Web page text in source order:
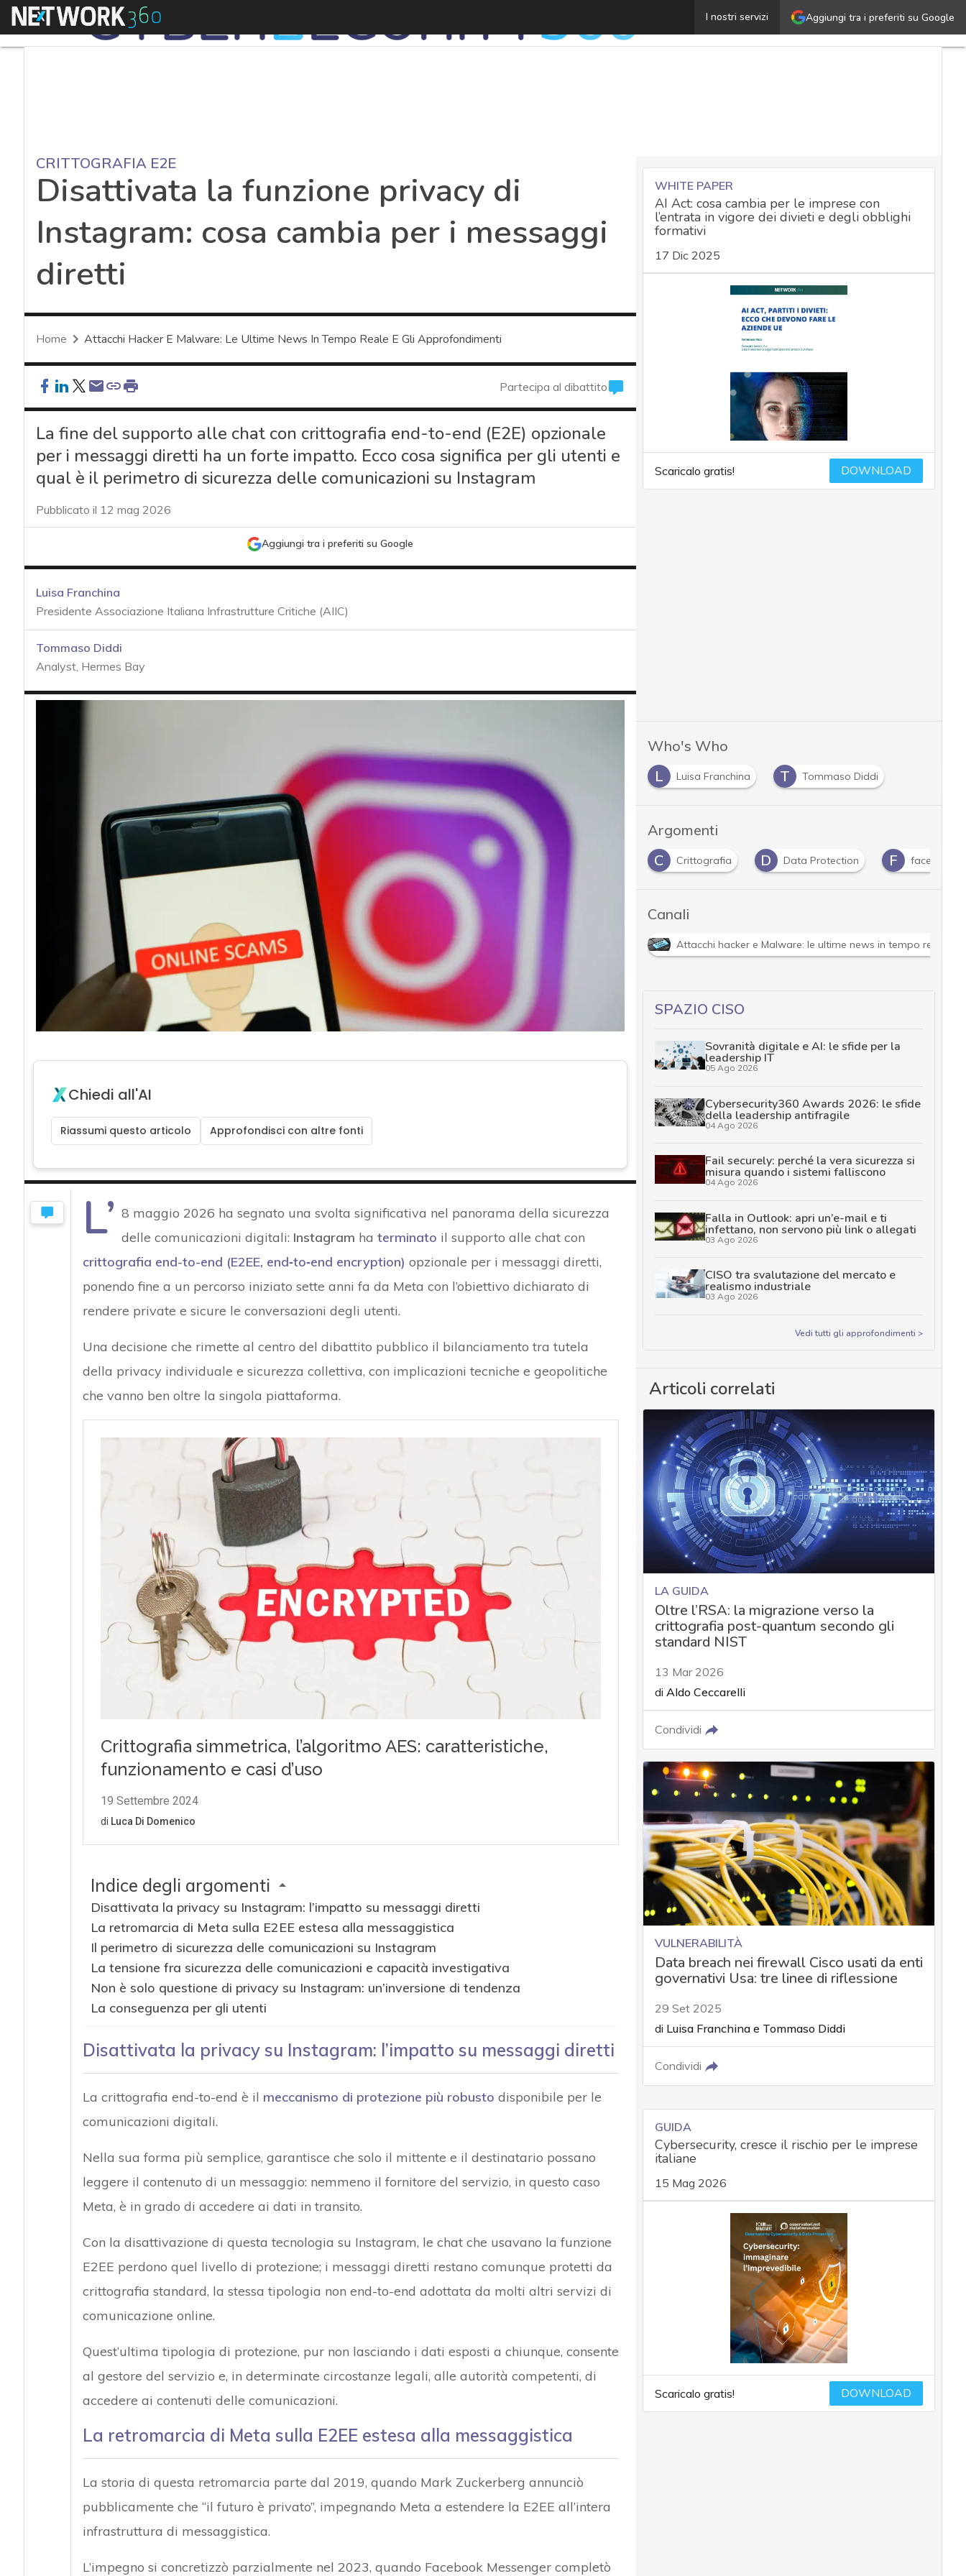
Aggiungi tra i preferiti su Google
I nostri servizi
Menu Disattivata la funzione privacy di Instagram: cosa
CRITTOGRAFIA E2E
Disattivata la funzione privacy di
Instagram: cosa cambia per i messaggi
diretti
Home Attacchi Hacker E Malware: Le Ultime News In Tempo Reale E Gli Approfondimenti
Partecipa al dibattito
La fine del supporto alle chat con crittografia end-to-end (E2E) opzionale
per i messaggi diretti ha un forte impatto. Ecco cosa significa per gli utenti e
qual è il perimetro di sicurezza delle comunicazioni su Instagram
Pubblicato il 12 mag 2026
Aggiungi tra i preferiti su Google
Luisa Franchina
Presidente Associazione Italiana Infrastrutture Critiche (AIIC)
Tommaso Diddi
Analyst, Hermes Bay
Chiedi all'AI
Riassumi questo articolo Approfondisci con altre fonti
L’ 8 maggio 2026 ha segnato una svolta significativa nel panorama della sicurezza
delle comunicazioni digitali: Instagram ha terminato il supporto alle chat con
crittografia end-to-end (E2EE, end‑to‑end encryption) opzionale per i messaggi diretti,
ponendo fine a un percorso iniziato sette anni fa da Meta con l’obiettivo dichiarato di
rendere private e sicure le conversazioni degli utenti.
Una decisione che rimette al centro del dibattito pubblico il bilanciamento tra tutela
della privacy individuale e sicurezza collettiva, con implicazioni tecniche e geopolitiche
che vanno ben oltre la singola piattaforma.
Indice degli argomenti
Disattivata la privacy su Instagram: l’impatto su messaggi diretti
La retromarcia di Meta sulla E2EE estesa alla messaggistica
Il perimetro di sicurezza delle comunicazioni su Instagram
La tensione fra sicurezza delle comunicazioni e capacità investigativa
Non è solo questione di privacy su Instagram: un’inversione di tendenza
La conseguenza per gli utenti
Disattivata la privacy su Instagram: l’impatto su messaggi diretti
La crittografia end-to-end è il meccanismo di protezione più robusto disponibile per le
comunicazioni digitali.
Nella sua forma più semplice, garantisce che solo il mittente e il destinatario possano
leggere il contenuto di un messaggio: nemmeno il fornitore del servizio, in questo caso
Meta, è in grado di accedere ai dati in transito.
Con la disattivazione di questa tecnologia su Instagram, le chat che usavano la funzione
E2EE perdono quel livello di protezione; i messaggi diretti restano comunque protetti da
crittografia standard, la stessa tipologia non end-to-end adottata da molti altri servizi di
comunicazione online.
Quest’ultima tipologia di protezione, pur non lasciando i dati esposti a chiunque, consente
al gestore del servizio e, in determinate circostanze legali, alle autorità competenti, di
accedere ai contenuti delle comunicazioni.
La retromarcia di Meta sulla E2EE estesa alla messaggistica
La storia di questa retromarcia parte dal 2019, quando Mark Zuckerberg annunciò
pubblicamente che “il futuro è privato”, impegnando Meta a estendere la E2EE all’intera
infrastruttura di messaggistica.
L’impegno si concretizzò parzialmente nel 2023, quando Facebook Messenger completò
WHITE PAPER
AI Act: cosa cambia per le imprese con
l’entrata in vigore dei divieti e degli obblighi
formativi
17 Dic 2025
Scaricalo gratis! DOWNLOAD
Who's Who
L
Luisa Franchina T Tommaso Diddi
Argomenti
C Crittografia D Data Protection F facebook
Canali
Attacchi hacker e Malware: le ultime news in tempo reale e
SPAZIO CISO
Sovranità digitale e AI: le sfide per la
leadership IT
05 Ago 2026
Cybersecurity360 Awards 2026: le sfide
della leadership antifragile
04 Ago 2026
Fail securely: perché la vera sicurezza si
misura quando i sistemi falliscono
04 Ago 2026
Falla in Outlook: apri un’e-mail e ti
infettano, non servono più link o allegati
03 Ago 2026
CISO tra svalutazione del mercato e
realismo industriale
03 Ago 2026
Vedi tutti gli approfondimenti >
Articoli correlati
LA GUIDA
Oltre l’RSA: la migrazione verso la
crittografia post-quantum secondo gli
standard NIST
13 Mar 2026
di Aldo Ceccarelli
Condividi
VULNERABILITÀ
Data breach nei firewall Cisco usati da enti
governativi Usa: tre linee di riflessione
29 Set 2025
di Luisa Franchinae Tommaso Diddi
Condividi
GUIDA
Cybersecurity, cresce il rischio per le imprese
italiane
15 Mag 2026
Scaricalo gratis! DOWNLOAD